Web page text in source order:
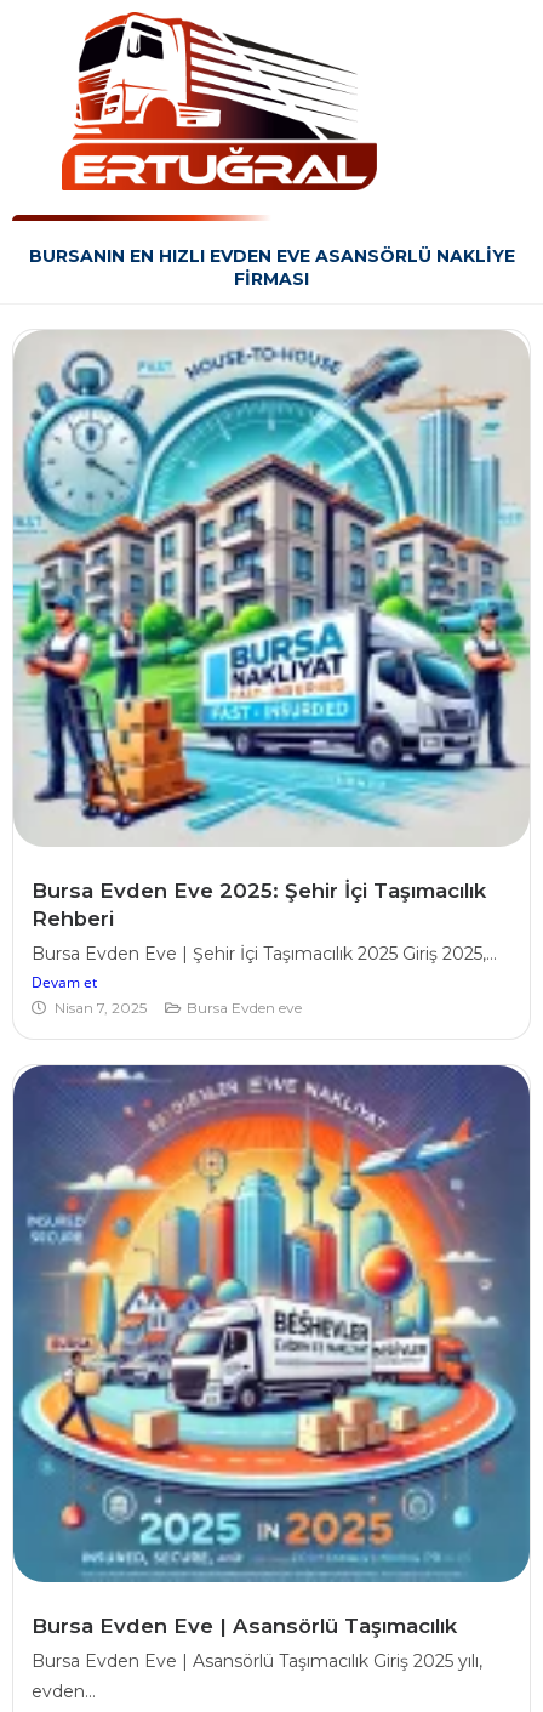
BURSANIN EN HIZLI EVDEN EVE ASANSÖRLÜ NAKLIYE
FIRMASI
Bursa Evden Eve 2025: Şehir İçi Taşımacılık
Rehberi
Bursa Evden Eve | Şehir İçi Taşımacılık 2025 Giriş 2025,...
Devam et
Nisan 7, 2025 Bursa Evden eve
Bursa Evden Eve | Asansörlü Taşımacılık
Bursa Evden Eve | Asansörlü Taşımacılık Giriş 2025 yılı,
evden...